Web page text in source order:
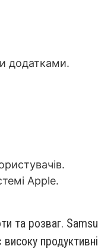
додатками.
Apple.
та розваг.